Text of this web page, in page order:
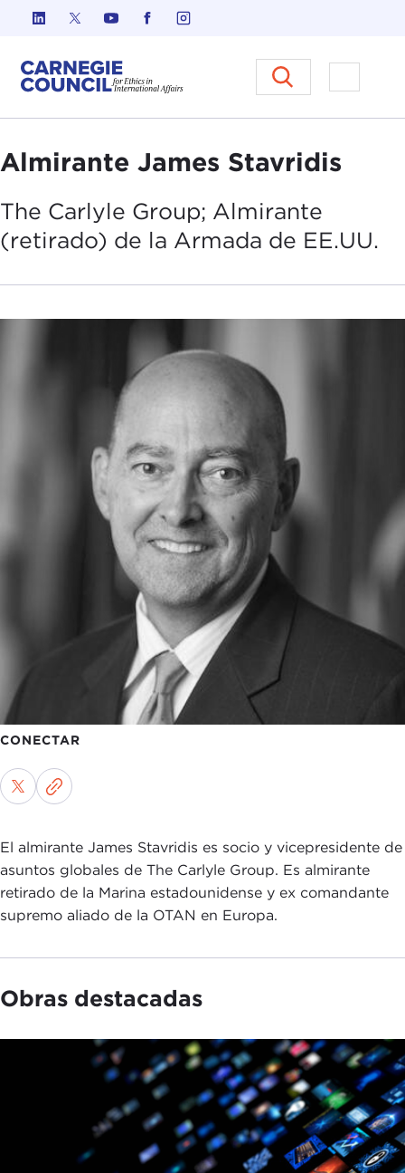
Ir al contenido
Carnegie Council sobre Ética
Abrir el
Almirante James Stavridis
The Carlyle Group; Almirante
(retirado) de la Armada de EE.UU.
CONECTAR
El almirante James Stavridis es socio y vicepresidente de
asuntos globales de The Carlyle Group. Es almirante
retirado de la Marina estadounidense y ex comandante
supremo aliado de la OTAN en Europa.
Obras destacadas